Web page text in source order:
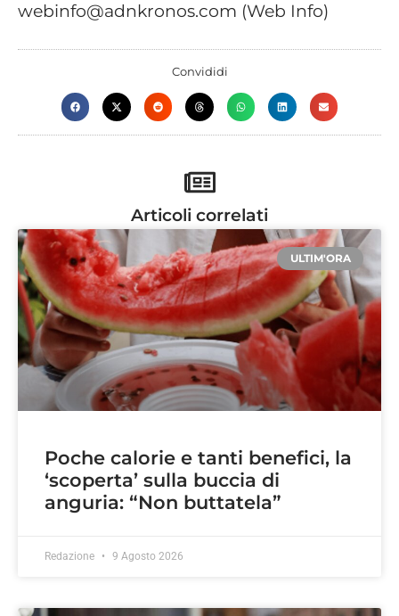
webinfo@adnkronos.com (Web Info)
Convididi
Articoli correlati
ULTIM'ORA
Poche calorie e tanti benefici, la
‘scoperta’ sulla buccia di
anguria: “Non buttatela”
Redazione 9 Agosto 2026